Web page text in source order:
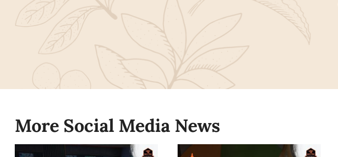
More Social Media News